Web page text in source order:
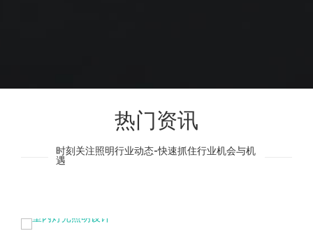
热门资讯
时刻关注照明行业动态-快速抓住行业机会与机
遇